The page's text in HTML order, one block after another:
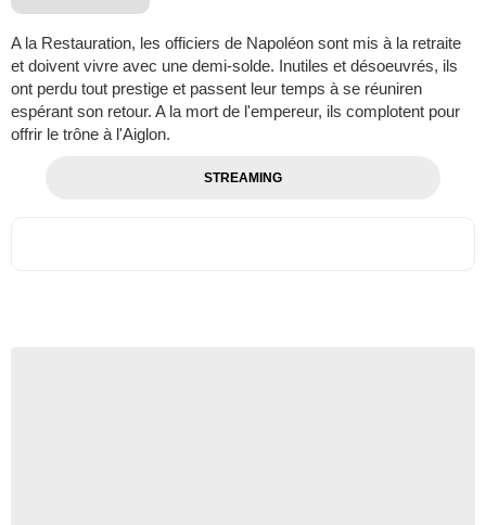
A la Restauration, les officiers de Napoléon sont mis à la retraite
et doivent vivre avec une demi-solde. Inutiles et désoeuvrés, ils
ont perdu tout prestige et passent leur temps à se réuniren
espérant son retour. A la mort de l'empereur, ils complotent pour
offrir le trône à l'Aiglon.
STREAMING